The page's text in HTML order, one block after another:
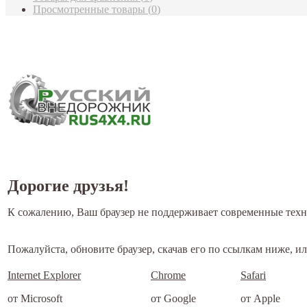
Просмотренные товары (0)
Дорогие друзья!
К сожалению, Ваш браузер не поддерживает современные
Пожалуйста, обновите браузер, скачав его по ссылкам ниже,
Internet Explorer
от Microsoft
Chrome
от Google
Safari
от Apple